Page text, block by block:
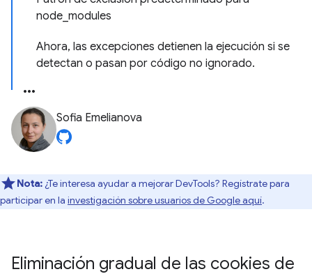
node_modules
Ahora, las excepciones detienen la ejecución si se
detectan o pasan por código no ignorado.
Sofia Emelianova
Nota: ¿Te interesa ayudar a mejorar DevTools? Regístrate para
participar en la investigación sobre usuarios de Google aquí.
Eliminación gradual de las cookies de